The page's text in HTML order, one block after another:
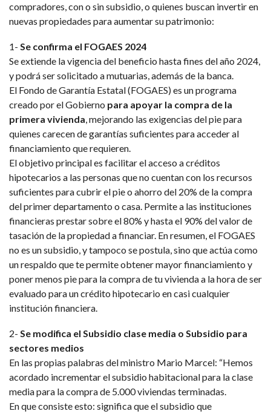
compradores, con o sin subsidio, o quienes buscan invertir en
nuevas propiedades para aumentar su patrimonio:
1- Se confirma el FOGAES 2024
Se extiende la vigencia del beneficio hasta fines del año 2024,
y podrá ser solicitado a mutuarias, además de la banca.
El Fondo de Garantía Estatal (FOGAES) es un programa
creado por el Gobierno para apoyar la compra de la
primera vivienda, mejorando las exigencias del pie para
quienes carecen de garantías suficientes para acceder al
financiamiento que requieren.
El objetivo principal es facilitar el acceso a créditos
hipotecarios a las personas que no cuentan con los recursos
suficientes para cubrir el pie o ahorro del 20% de la compra
del primer departamento o casa. Permite a las instituciones
financieras prestar sobre el 80% y hasta el 90% del valor de
tasación de la propiedad a financiar. En resumen, el FOGAES
no es un subsidio, y tampoco se postula, sino que actúa como
un respaldo que te permite obtener mayor financiamiento y
poner menos pie para la compra de tu vivienda a la hora de ser
evaluado para un crédito hipotecario en casi cualquier
institución financiera.
2- Se modifica el Subsidio clase media o Subsidio para
sectores medios
En las propias palabras del ministro Mario Marcel: “Hemos
acordado incrementar el subsidio habitacional para la clase
media para la compra de 5.000 viviendas terminadas.
En que consiste esto: significa que el subsidio que